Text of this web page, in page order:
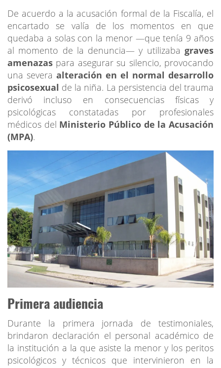
De acuerdo a la acusación formal de la Fiscalía, el
encartado se valía de los momentos en que
quedaba a solas con la menor —que tenía 9 años
al momento de la denuncia— y utilizaba graves
amenazas para asegurar su silencio, provocando
una severa alteración en el normal desarrollo
psicosexual de la niña. La persistencia del trauma
derivó incluso en consecuencias físicas y
psicológicas constatadas por profesionales
médicos del Ministerio Público de la Acusación
(MPA).
Primera audiencia
Durante la primera jornada de testimoniales,
brindaron declaración el personal académico de
la institución a la que asiste la menor y los peritos
psicológicos y técnicos que intervinieron en la